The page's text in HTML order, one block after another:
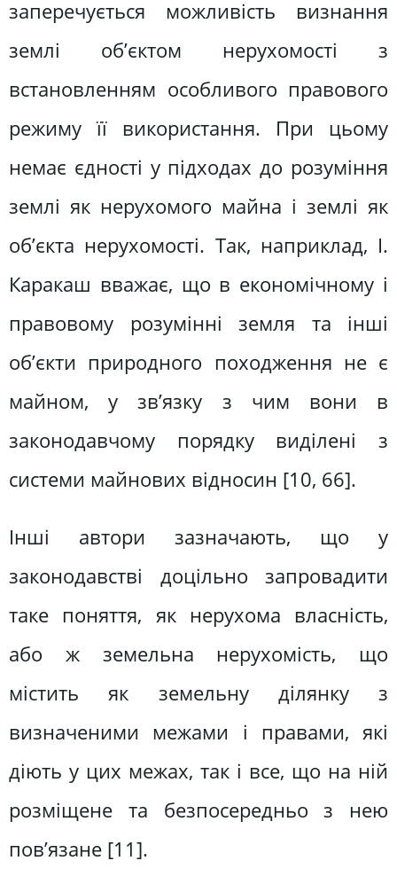
заперечується можливість визнання
землі об’єктом нерухомості з
встановленням особливого правового
режиму її використання. При цьому
немає єдності у підходах до розуміння
землі як нерухомого майна і землі як
об’єкта нерухомості. Так, наприклад, І.
Каракаш вважає, що в економічному і
правовому розумінні земля та інші
об’єкти природного походження не є
майном, у зв’язку з чим вони в
законодавчому порядку виділені з
системи майнових відносин [10, 66].
Інші автори зазначають, що у
законодавстві доцільно запровадити
таке поняття, як нерухома власність,
або ж земельна нерухомість, що
містить як земельну ділянку з
визначеними межами і правами, які
діють у цих межах, так і все, що на ній
розміщене та безпосередньо з нею
пов’язане [11].